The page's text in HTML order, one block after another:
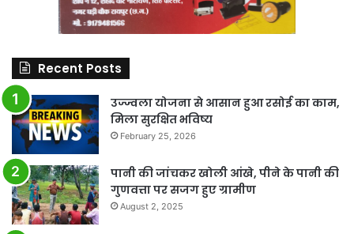
Recent Posts
उज्ज्वला योजना से आसान हुआ रसोई का काम,
मिला सुरक्षित भविष्य
February 25, 2026
पानी की जांचकर खोली आंखे, पीने के पानी की
गुणवत्ता पर सजग हुए ग्रामीण
August 2, 2025